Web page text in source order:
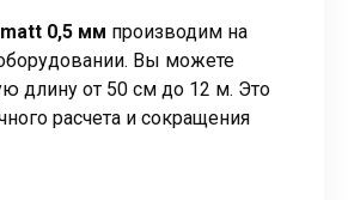
0,5 мм производим на
Вы можете
длину от 50 см до 12 м. Это
расчета и сокращения